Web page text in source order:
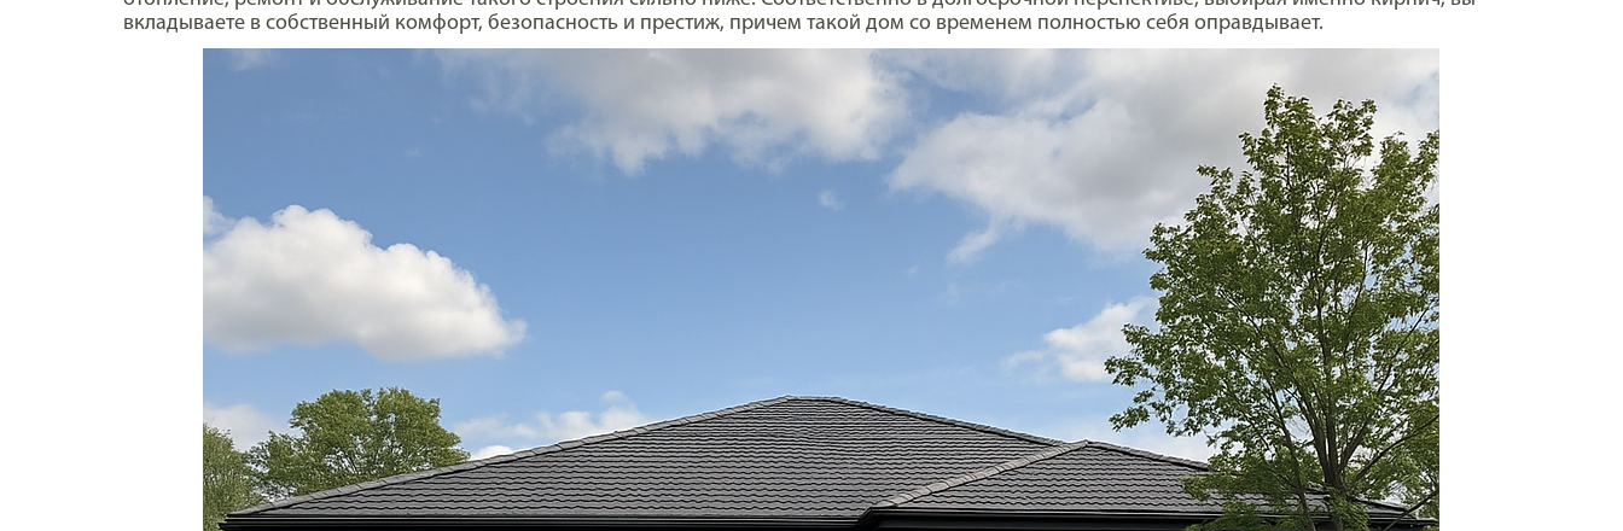
вкладываете в собственный комфорт, безопасность и престиж, причем такой дом со временем полностью себя оправдывает.